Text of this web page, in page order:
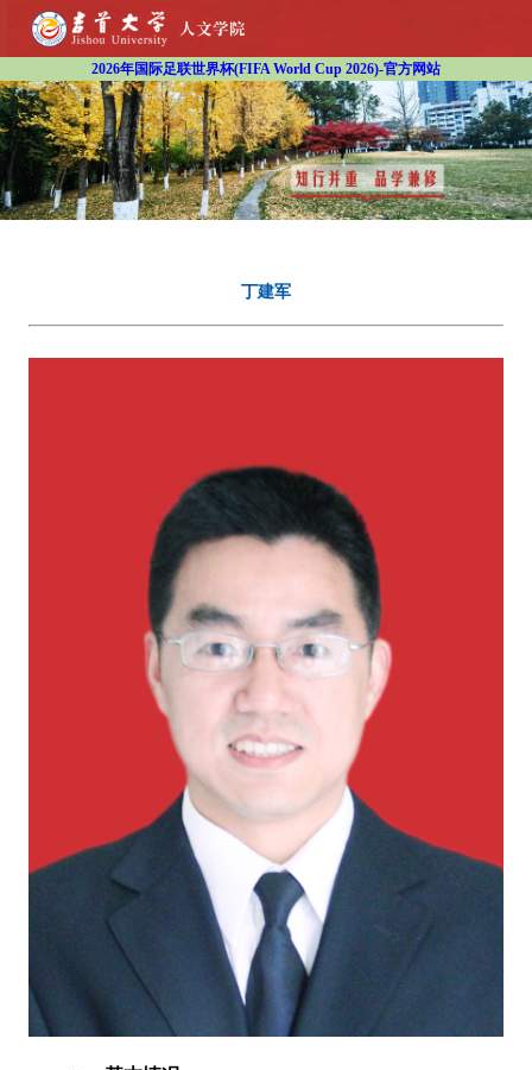
2026年国际足联世界杯(FIFA World Cup 2026)-官方网站
丁建军